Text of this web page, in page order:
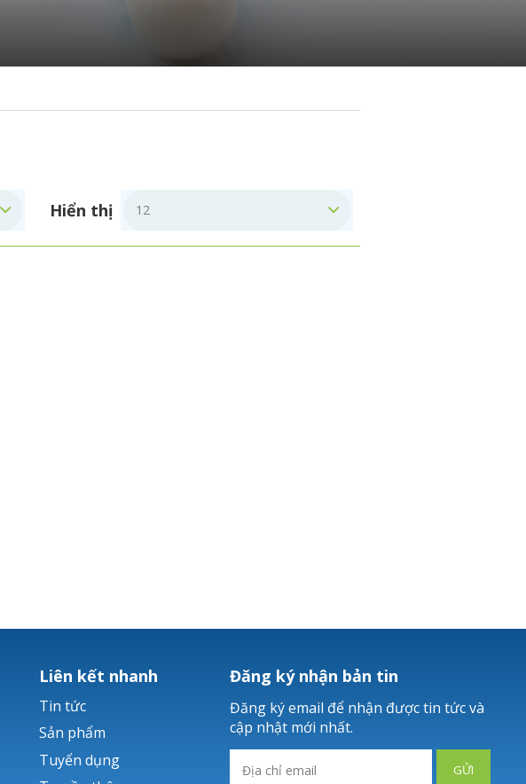
Hiển thị
Liên kết nhanh
Tin tức
Sản phẩm
Tuyển dụng
Đăng ký nhận bản tin
Đăng ký email để nhận được tin tức và
cập nhật mới nhất.
GỬI